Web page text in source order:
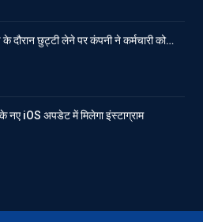
के दौरान छुट्टी लेने पर कंपनी ने कर्मचारी को…
iOS अपडेट में मिलेगा इंस्टाग्राम